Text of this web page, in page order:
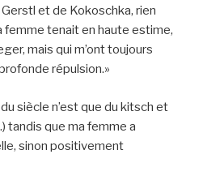
et de Kokoschka, rien
femme tenait en haute estime,
mais qui m’ont toujours
répulsion.»
siècle n’est que du kitsch et
tandis que ma femme a
sinon positivement